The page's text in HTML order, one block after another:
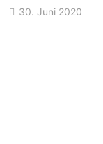
30. Juni 2020